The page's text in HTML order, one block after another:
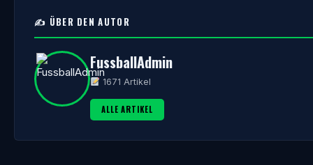
✍️ ÜBER DEN AUTOR
FussballAdmin
1671 Artikel
ALLE ARTIKEL